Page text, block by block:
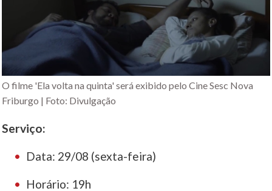
O filme 'Ela volta na quinta' será exibido pelo Cine Sesc Nova
Friburgo | Foto: Divulgação
Serviço:
Data: 29/08 (sexta-feira)
Horário: 19h